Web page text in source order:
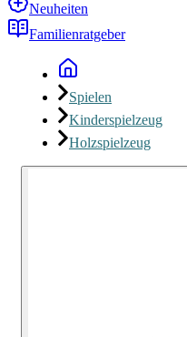
Neuheiten
Familienratgeber
Spielen
Kinderspielzeug
Holzspielzeug